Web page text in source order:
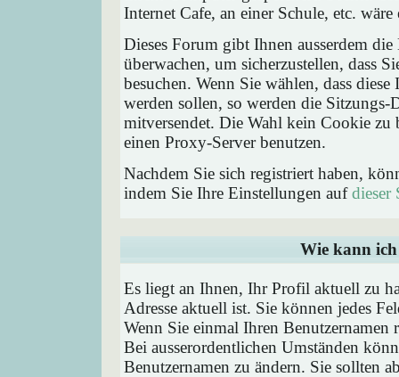
Internet Cafe, an einer Schule, etc.
Dieses Forum gibt Ihnen ausserdem
überwachen, um sicherzustellen, dass
besuchen. Wenn Sie wählen, dass
werden sollen, so werden die
mitversendet. Die Wahl kein Cookie zu
einen Proxy-Server benutzen.
Nachdem Sie sich registriert haben,
indem Sie Ihre Einstellungen aufdieser
Wie kann
Es liegt an Ihnen, Ihr Profil aktuell zu
Adresse aktuell ist. Sie können jedes
Wenn Sie einmal Ihren
Bei ausserordentlichen Umständen
Benutzernamen zu ändern. Sie sollten